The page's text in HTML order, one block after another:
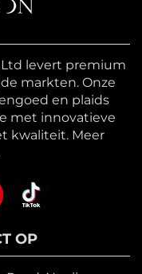
levert premium
markten. Onze
en plaids
met innovatieve
kwaliteit. Meer
OP